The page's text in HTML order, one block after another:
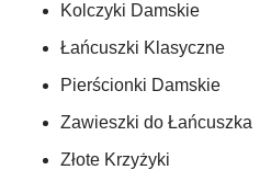
Kolczyki Damskie
Łańcuszki Klasyczne
Pierścionki Damskie
Zawieszki do Łańcuszka
Złote Krzyżyki